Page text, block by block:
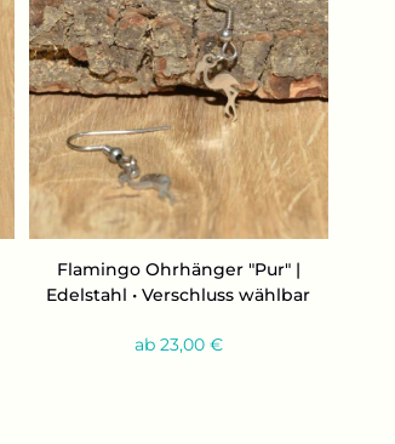
Fla­min­go Ohr­hän­ger "Pur" |
Edel­stahl • Ver­schluss wähl­bar
ab 23,00 €